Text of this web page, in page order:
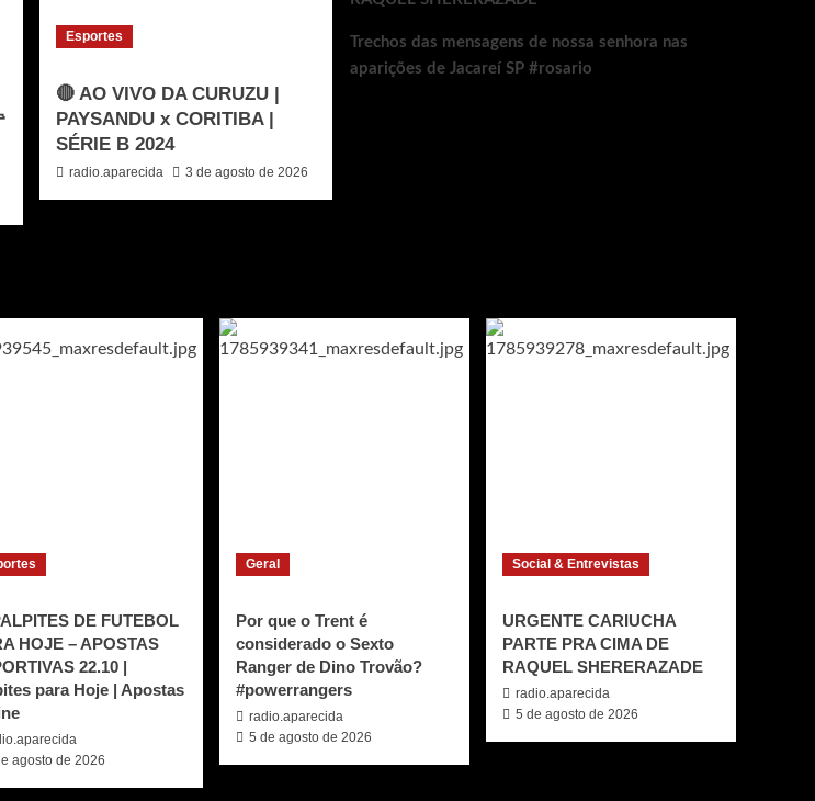
Esportes
🔴 AO VIVO DA CURUZU |
PAYSANDU x CORITIBA |
SÉRIE B 2024
radio.aparecida 3 de agosto de 2026
Trechos das mensagens de nossa senhora nas
aparições de Jacareí SP #rosario
DE FUTEBOL
HOJE – APOSTAS
22.10 |
para Hoje | Apostas
agosto de 2026
Geral
Por que o Trent é
considerado o Sexto
Ranger de Dino Trovão?
#powerrangers
radio.aparecida
5 de agosto de 2026
Social & Entrevistas
URGENTE CARIUCHA
PARTE PRA CIMA DE
RAQUEL SHERERAZADE
radio.aparecida
5 de agosto de 2026